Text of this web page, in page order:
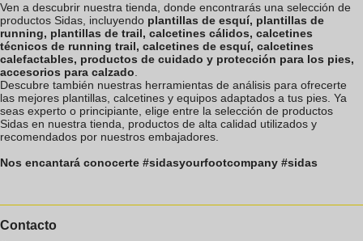
Ven a descubrir nuestra tienda, donde encontrarás una selección de
productos Sidas, incluyendo plantillas de esquí, plantillas de
running, plantillas de trail, calcetines cálidos, calcetines
técnicos de running trail, calcetines de esquí, calcetines
calefactables, productos de cuidado y protección para los pies,
accesorios para calzado.
Descubre también nuestras herramientas de análisis para ofrecerte
las mejores plantillas, calcetines y equipos adaptados a tus pies. Ya
seas experto o principiante, elige entre la selección de productos
Sidas en nuestra tienda, productos de alta calidad utilizados y
recomendados por nuestros embajadores.
Nos encantará conocerte #sidasyourfootcompany #sidas
Contacto